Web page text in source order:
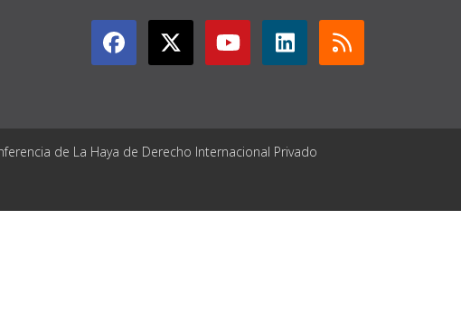
de La Haya de Derecho Internacional Privado